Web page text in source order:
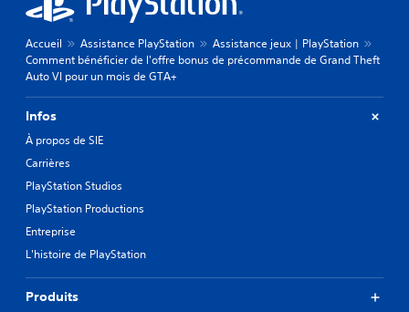
Accueil Assistance PlayStation
Assistance jeux | PlayStation
Comment bénéficier de l'offre bonus de précommande de Grand Theft
Auto VI pour un mois de GTA+
Infos
À propos de SIE
Carrières
PlayStation Studios
PlayStation Productions
Entreprise
L'histoire de PlayStation
Produits